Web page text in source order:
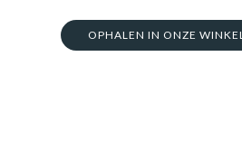
OPHALEN IN ONZE WINKEL